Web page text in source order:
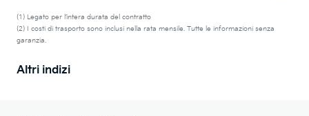
(1) Legato per l’intera durata del contratto
(2) I costi di trasporto sono inclusi nella rata mensile. Tutte le informazioni senza
garanzia.
Altri indizi